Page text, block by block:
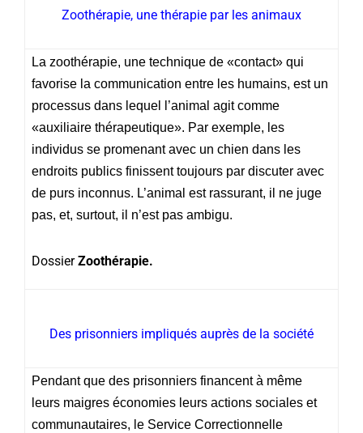
Zoothérapie, une thérapie par les animaux
La zoothérapie, une technique de «contact» qui
favorise la communication entre les humains, est un
processus dans lequel l’animal agit comme
«auxiliaire thérapeutique». Par exemple, les
individus se promenant avec un chien dans les
endroits publics finissent toujours par discuter avec
de purs inconnus. L’animal est rassurant, il ne juge
pas, et, surtout, il n’est pas ambigu.
DossierZoothérapie.
Des prisonniers impliqués auprès de la société
Pendant que des prisonniers financent à même
leurs maigres économies leurs actions sociales et
communautaires, le Service Correctionnelle